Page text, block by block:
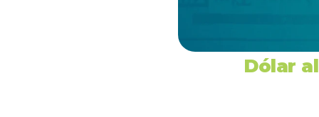
Dólar